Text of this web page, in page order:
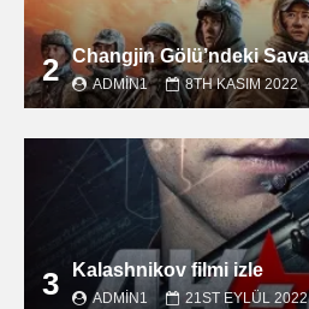
2 ADMIN1 8TH KASIM 2022
3 Kalashnikov filmi izle
ADMIN1 21ST EYLÜL 2022